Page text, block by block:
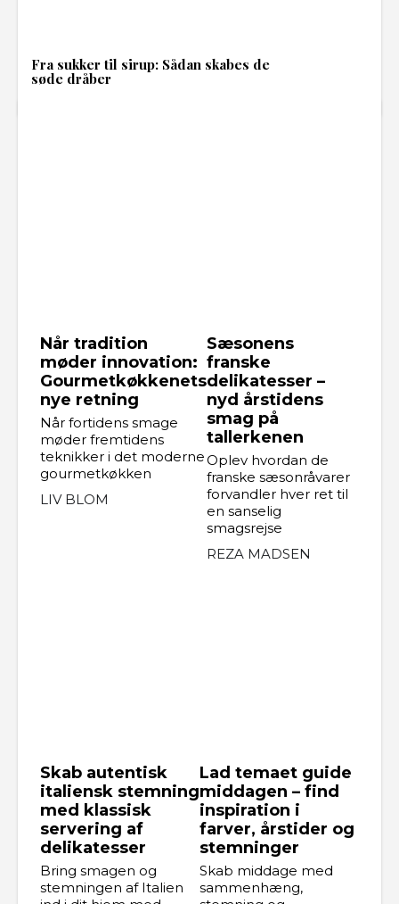
Fra sukker til sirup: Sådan skabes de
søde dråber
Når tradition
møder innovation:
Gourmetkøkkenets
nye retning
Når fortidens smage
møder fremtidens
teknikker i det moderne
gourmetkøkken
LIV BLOM
Sæsonens
franske
delikatesser –
nyd årstidens
smag på
tallerkenen
Oplev hvordan de
franske sæsonråvarer
forvandler hver ret til
en sanselig
smagsrejse
REZA MADSEN
Skab autentisk
italiensk stemning
med klassisk
servering af
delikatesser
Bring smagen og
stemningen af Italien
Lad temaet guide
middagen – find
inspiration i
farver, årstider og
stemninger
Skab middage med
sammenhæng,